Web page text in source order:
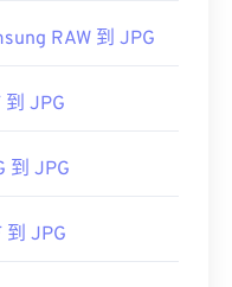
RAW 到 JPG
到 JPG
到 JPG
到 JPG